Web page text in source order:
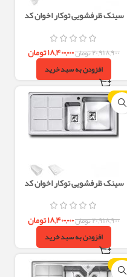
سینک ظرفشویی توکار اخوان کد
۲۰,۹۱۸,۹۰۰تومان۱۸,۴۰۰,۰۰۰تومان
افزودن به سبد خرید
-12%
سینک ظرفشویی توکار اخوان کد
۲۰,۹۱۸,۹۰۰تومان۱۸,۴۰۰,۰۰۰تومان
افزودن به سبد خرید
-12%